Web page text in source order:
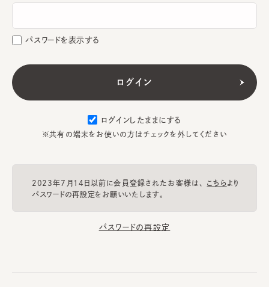
パスワードを表示する
ログインしたままにする
※共有の端末をお使いの方はチェックを外してください
2023年7月14日以前に会員登録されたお客様は、 こちらより
パスワードの再設定をお願いいたします。
パスワードの再設定